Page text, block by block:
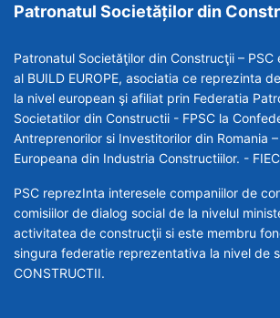
Patronatul Societăților din
Patronatul Societăţilor din Construcţii – PSC
al BUILD EUROPE, asociatia ce reprezinta
la nivel european şi afiliat prin Federatia
Societatilor din Constructii - FPSC la
Antreprenorilor si Investitorilor din Romania
Europeana din Industria Constructiilor. -
PSC reprezInta interesele companiilor de
comisiilor de dialog social de la nivelul
activitatea de construcţii si este membru
singura federatie reprezentativa la nivel de
CONSTRUCTII.